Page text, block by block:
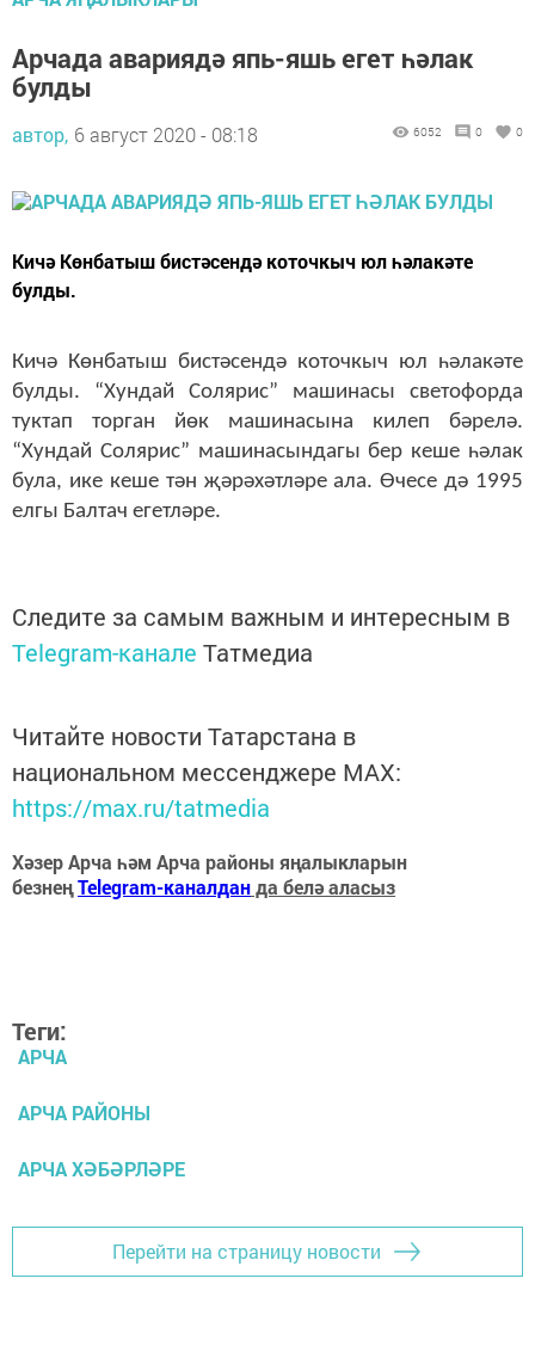
Арчада авариядә япь-яшь егет һәлак
булды
автор, 6 август 2020 - 08:18 6052 0 0
Кичә Көнбатыш бистәсендә коточкыч юл һәлакәте
булды.
Кичә Көнбатыш бистәсендә коточкыч юл һәлакәте
булды. “Хундай Солярис” машинасы светофорда
туктап торган йөк машинасына килеп бәрелә.
“Хундай Солярис” машинасындагы бер кеше һәлак
була, ике кеше тән җәрәхәтләре ала. Өчесе дә 1995
елгы Балтач егетләре.
Следите за самым важным и интересным в
Telegram-канале Татмедиа
Читайте новости Татарстана в
национальном мессенджере MАХ:
https://max.ru/tatmedia
Хәзер Арча һәм Арча районы яңалыкларын
безнеңTelegram-каналданда белә аласыз
Теги:
АРЧА
АРЧА РАЙОНЫ
АРЧА ХӘБӘРЛӘРЕ
Перейти на страницу новости